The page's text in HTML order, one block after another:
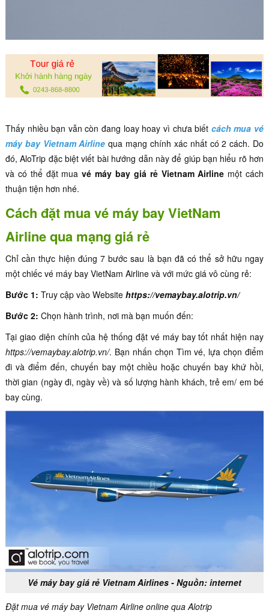
Thấy nhiều bạn vẫn còn đang loay hoay vì chưa biết cách mua vé
máy bay Vietnam Airline qua mạng chính xác nhất có 2 cách. Do
đó, AloTrip đặc biệt viết bài hướng dẫn này để giúp bạn hiểu rõ hơn
và có thể đặt muavé máy bay giá rẻ Vietnam Airline một cách
thuận tiện hơn nhé.
Cách đặt mua vé máy bay VietNam
Airline qua mạng giá rẻ
Chỉ cần thực hiện đúng 7 bước sau là bạn đã có thể sở hữu ngay
một chiếc vé máy bay VietNam Airline và với mức giá vô cùng rẻ:
Bước 1: Truy cập vào Website https://vemaybay.alotrip.vn/
Bước 2: Chọn hành trình, nơi mà bạn muốn đến:
Tại giao diện chính của hệ thống đặt vé máy bay tốt nhất hiện nay
https://vemaybay.alotrip.vn/. Bạn nhấn chọn Tìm vé, lựa chọn điểm
đi và điểm đến, chuyến bay một chiều hoặc chuyến bay khứ hồi,
thời gian (ngày đi, ngày về) và số lượng hành khách, trẻ em/ em bé
bay cùng.
Vé máy bay giá rẻ Vietnam Airlines - Nguồn: internet
Đặt mua vé máy bay Vietnam Airline online qua Alotrip